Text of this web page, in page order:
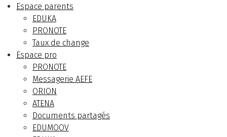
Espace parents
EDUKA
PRONOTE
Taux de change
Espace pro
PRONOTE
Messagerie AEFE
ORION
ATENA
Documents partagés
EDUMOOV